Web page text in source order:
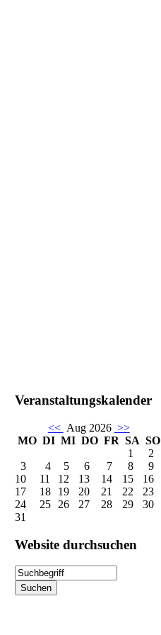
Veranstaltungskalender
<< Aug 2026 >>
MO DI MI DO FR SA SO
1
2
3
4 5 6 7 8
9
10
11 12 13 14 15
16
17
18 19 20 21 22
23
24
25 26 27 28 29
30
31
Websitedurchsuchen